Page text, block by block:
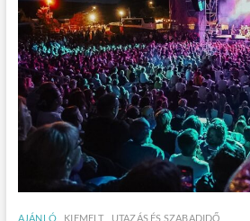
AJÁNLÓ KIEMELT UTAZÁS ÉS SZABADIDŐ